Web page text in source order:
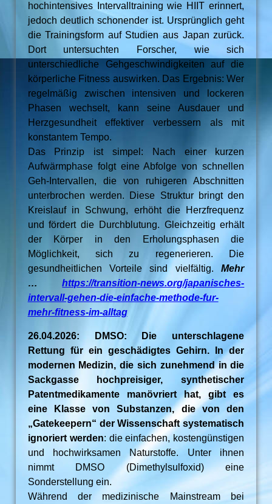
hochintensives Intervalltraining wie HIIT erinnert,
jedoch deutlich schonender ist. Ursprünglich geht
die Trainingsform auf Studien aus Japan zurück.
Dort untersuchten Forscher, wie sich
unterschiedliche Gehgeschwindigkeiten auf die
körperliche Fitness auswirken. Das Ergebnis: Wer
regelmäßig zwischen intensiven und lockeren
Phasen wechselt, kann seine Ausdauer und
Herzgesundheit effektiver verbessern als mit
konstantem Tempo.
Das Prinzip ist simpel: Nach einer kurzen
Aufwärmphase folgt eine Abfolge von schnellen
Geh-Intervallen, die von ruhigeren Abschnitten
unterbrochen werden. Diese Struktur bringt den
Kreislauf in Schwung, erhöht die Herzfrequenz
und fördert die Durchblutung. Gleichzeitig erhält
der Körper in den Erholungsphasen die
Möglichkeit, sich zu regenerieren. Die
gesundheitlichen Vorteile sind vielfältig.Mehr
…https://transition-news.org/japanisches-
intervall-gehen-die-einfache-methode-fur-
mehr-fitness-im-alltag
26.04.2026: DMSO: Die unterschlagene
Rettung für ein geschädigtes Gehirn. In der
modernen Medizin, die sich zunehmend in die
Sackgasse hochpreisiger, synthetischer
Patentmedikamente manövriert hat, gibt es
eine Klasse von Substanzen, die von den
„Gatekeepern“ der Wissenschaft systematisch
ignoriert werden: die einfachen, kostengünstigen
und hochwirksamen Naturstoffe. Unter ihnen
nimmt DMSO (Dimethylsulfoxid) eine
Sonderstellung ein.
Während der medizinische Mainstream bei